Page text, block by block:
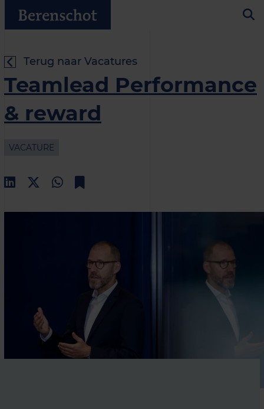
Terug naar Vacatures
Teamlead Performance
& reward
VACATURE